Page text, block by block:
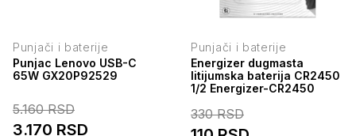
Punjači i baterije
Punjac Lenovo USB-C
65W GX20P92529
5.160RSD
3.170 RSD
Punjači i baterije
Energizer dugmasta
litijumska baterija CR2450
1/2 Energizer-CR2450
330RSD